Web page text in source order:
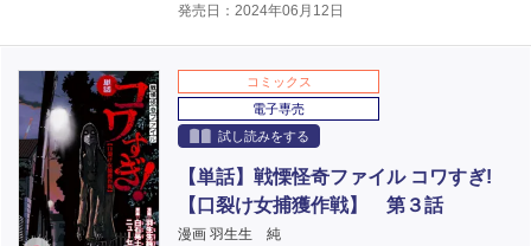
発売日：2024年06月12日
コミックス
電子専売
試し読みをする
【単話】戦慄怪奇ファイル コワすぎ!
【口裂け女捕獲作戦】 第３話
漫画 羽生生 純